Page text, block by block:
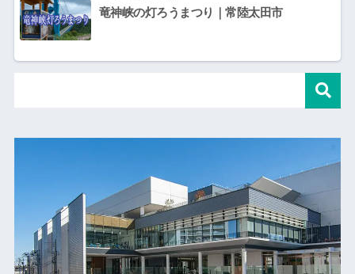
竜神峡の灯ろうまつり｜常陸太田市